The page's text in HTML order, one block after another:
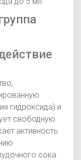
гидроксида) и
свободную
активность
сока.